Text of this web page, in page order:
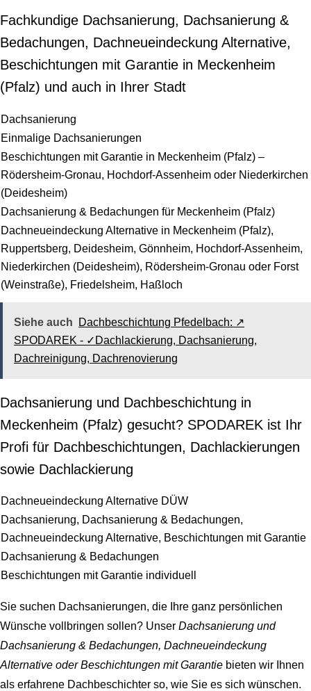
Fachkundige Dachsanierung, Dachsanierung &
Bedachungen, Dachneueindeckung Alternative,
Beschichtungen mit Garantie in Meckenheim
(Pfalz) und auch in Ihrer Stadt
Dachsanierung
Einmalige Dachsanierungen
Beschichtungen mit Garantie in Meckenheim (Pfalz) –
Rödersheim-Gronau, Hochdorf-Assenheim oder Niederkirchen
(Deidesheim)
Dachsanierung & Bedachungen für Meckenheim (Pfalz)
Dachneueindeckung Alternative in Meckenheim (Pfalz),
Ruppertsberg, Deidesheim, Gönnheim, Hochdorf-Assenheim,
Niederkirchen (Deidesheim), Rödersheim-Gronau oder Forst
(Weinstraße), Friedelsheim, Haßloch
Siehe auch
Dachbeschichtung Pfedelbach: ↗️
SPODAREK - ✓Dachlackierung, Dachsanierung,
Dachreinigung, Dachrenovierung
Dachsanierung und Dachbeschichtung in
Meckenheim (Pfalz) gesucht? SPODAREK ist Ihr
Profi für Dachbeschichtungen, Dachlackierungen
sowie Dachlackierung
Dachneueindeckung Alternative DÜW
Dachsanierung, Dachsanierung & Bedachungen,
Dachneueindeckung Alternative, Beschichtungen mit Garantie
Dachsanierung & Bedachungen
Beschichtungen mit Garantie individuell
Sie suchen Dachsanierungen, die Ihre ganz persönlichen
Wünsche vollbringen sollen? Unser Dachsanierung und
Dachsanierung & Bedachungen, Dachneueindeckung
Alternative oder Beschichtungen mit Garantie bieten wir Ihnen
als erfahrene Dachbeschichter so, wie Sie es sich wünschen.